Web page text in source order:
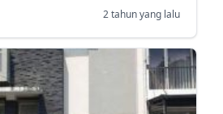
2 tahun yang lalu